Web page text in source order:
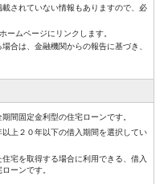
されていない情報もありますので、必
ームページにリンクします。
合は、金融機関からの報告に基づき、
間固定金利型の住宅ローンです。
上２０年以下の借入期間を選択してい
宅を取得する場合に利用できる、借入
ーンです。